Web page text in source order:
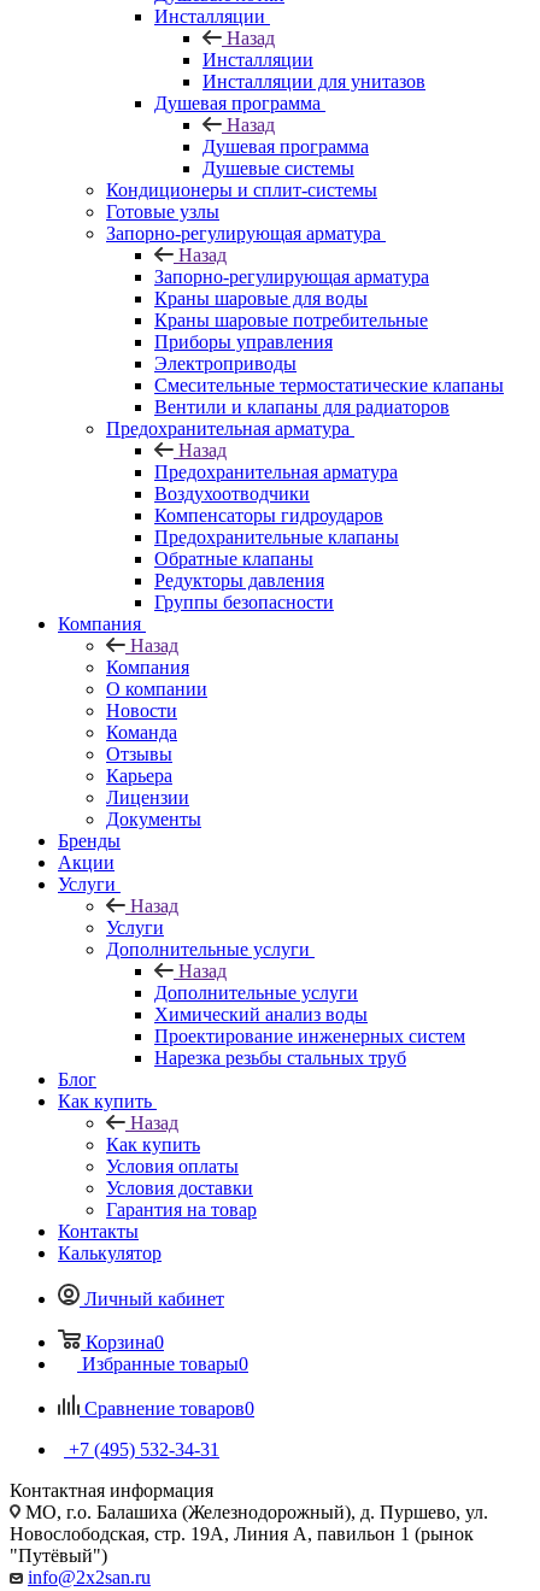
Инсталляции
Назад
Инсталляции
Инсталляции для унитазов
Душевая программа
Назад
Душевая программа
Душевые системы
Кондиционеры и сплит-системы
Готовые узлы
Запорно-регулирующая арматура
Назад
Запорно-регулирующая арматура
Краны шаровые для воды
Краны шаровые потребительные
Приборы управления
Электроприводы
Смесительные термостатические клапаны
Вентили и клапаны для радиаторов
Предохранительная арматура
Назад
Предохранительная арматура
Воздухоотводчики
Компенсаторы гидроударов
Предохранительные клапаны
Обратные клапаны
Редукторы давления
Группы безопасности
Компания
Назад
Компания
О компании
Новости
Команда
Отзывы
Карьера
Лицензии
Документы
Бренды
Акции
Услуги
Назад
Услуги
Дополнительные услуги
Назад
Дополнительные услуги
Химический анализ воды
Проектирование инженерных систем
Нарезка резьбы стальных труб
Блог
Как купить
Назад
Как купить
Условия оплаты
Условия доставки
Гарантия на товар
Контакты
Калькулятор
Личный кабинет
Корзина0
Избранные товары0
Сравнение товаров0
+7 (495) 532‑34‑31
Контактная информация
МО, г.о. Балашиха (Железнодорожный), д. Пуршево, ул.
Новослободская, стр. 19А, Линия А, павильон 1 (рынок
"Путёвый")
info@2x2san.ru